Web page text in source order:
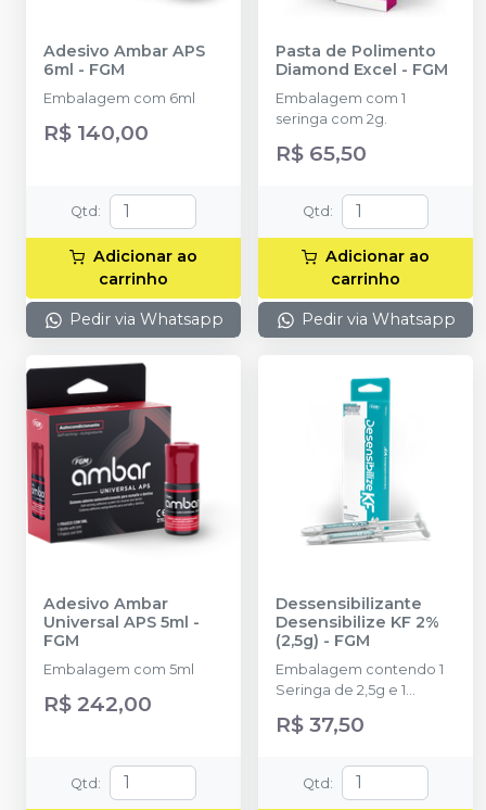
Adesivo Ambar APS
6ml - FGM
Embalagem com 6ml
R$ 140,00
Qtd :
Adicionar ao
carrinho
Pedir via Whatsapp
Pasta de Polimento
Diamond Excel - FGM
Embalagem com 1
seringa com 2g.
R$ 65,50
Qtd :
Adicionar ao
carrinho
Pedir via Whatsapp
Adesivo Ambar
Universal APS 5ml -
FGM
Embalagem com 5ml
R$ 242,00
Qtd :
Dessensibilizante
Desensibilize KF 2%
(2,5g) - FGM
Embalagem contendo 1
Seringa de 2,5g e 1
ponteira
R$ 37,50
Qtd :